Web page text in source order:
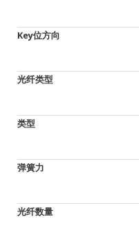
Key位方向
光纤类型
类型
弹簧力
光纤数量